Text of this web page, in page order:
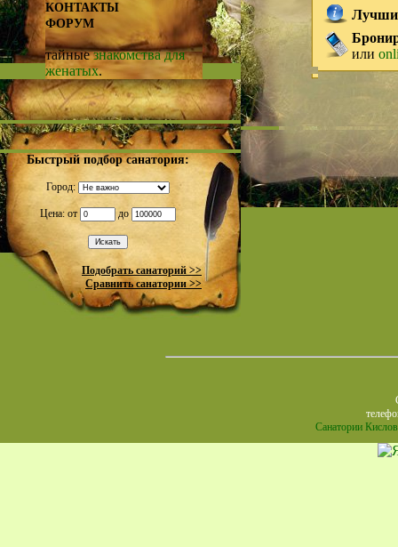
КОНТАКТЫ
ФОРУМ
тайныезнакомства для
женатых.
Быстрый подбор санатория:
Город:
Цена: от до
Подобрать санаторий >>
Сравнить санатории >>
или
Санатории